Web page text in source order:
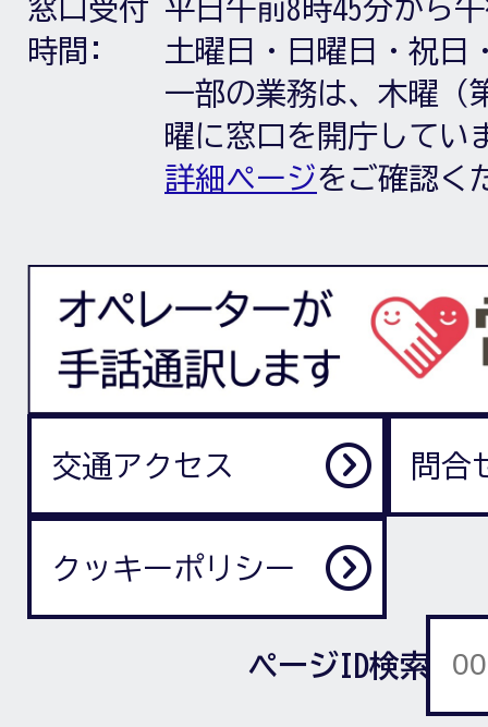
窓口受付
時間:
平日午前8時45分から
土曜日・日曜日・祝日
一部の業務は、木曜（
曜に窓口を開庁してい
詳細ページをご確認く
交通アクセス 問合
クッキーポリシー
ページID検索